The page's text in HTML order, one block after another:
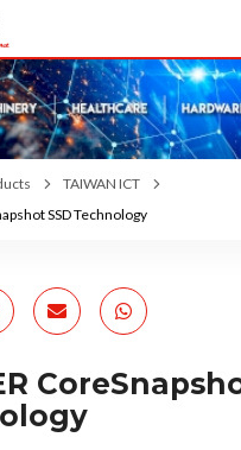
TAIWAN ICT
SSD Technology